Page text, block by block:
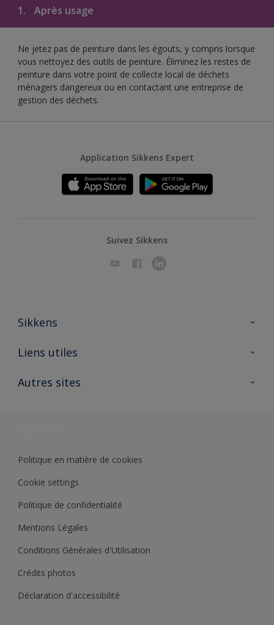
1. Après usage
Ne jetez pas de peinture dans les égouts, y compris lorsque
vous nettoyez des outils de peinture. Éliminez les restes de
peinture dans votre point de collecte local de déchets
ménagers dangereux ou en contactant une entreprise de
gestion des déchets.
Application Sikkens Expert
Suivez Sikkens
Sikkens
A propos de Sikkens
Liens utiles
Ouvrir un magasin PASS
Autres sites
Politique en matière de cookies
Cookie settings
Politique de confidentialité
Mentions Légales
Conditions Générales d'Utilisation
Crédits photos
Déclaration d'accessibilité